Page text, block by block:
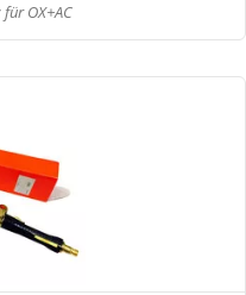
OX+AC